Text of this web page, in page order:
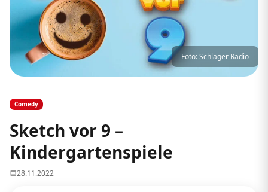
Foto: Schlager Radio
Comedy
Sketch vor 9 –
Kindergartenspiele
28.11.2022